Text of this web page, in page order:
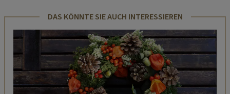
DAS KÖNNTE SIE AUCH INTERESSIEREN